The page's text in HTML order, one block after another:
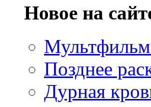
Новое на
Позднее
Дурная